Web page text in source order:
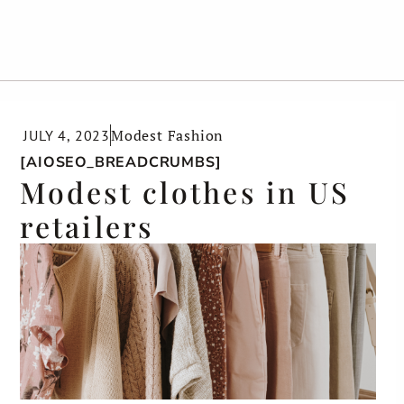
JULY 4, 2023Modest Fashion
[AIOSEO_BREADCRUMBS]
Modest clothes in US
retailers